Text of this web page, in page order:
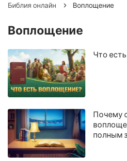
Библия онлайн Воплощение
Воплощение
Что
Почему
полным